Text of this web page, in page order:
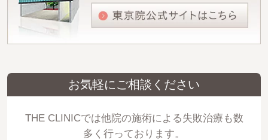
お気軽にご相談ください
THE CLINICでは他院の施術による失敗治療も数
多く行っております。